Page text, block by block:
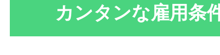
カンタンな雇用条